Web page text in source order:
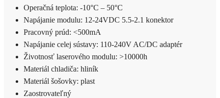
Operačná teplota: -10°C – 50°C
Napájanie modulu: 12-24VDC 5.5-2.1 konektor
Pracovný prúd: <500mA
Napájanie celej sústavy: 110-240V AC/DC adaptér
Životnosť laserového modulu: >10000h
Materiál chladiča: hliník
Materiál šošovky: plast
Zaostrovateľný